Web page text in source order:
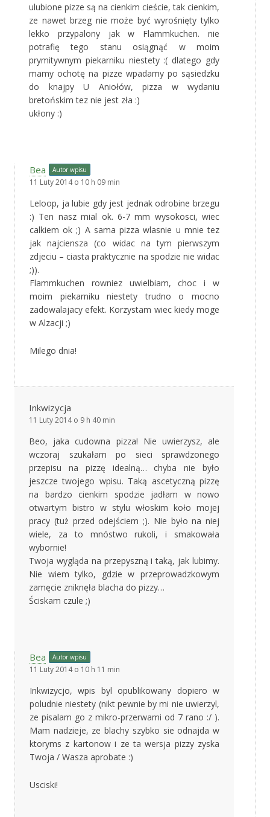
ulubione pizze są na cienkim cieście, tak cienkim,
ze nawet brzeg nie może być wyrośnięty tylko
lekko przypalony jak w Flammkuchen. nie
potrafię tego stanu osiągnąć w moim
prymitywnym piekarniku niestety :( dlatego gdy
mamy ochotę na pizze wpadamy po sąsiedzku
do knajpy U Aniołów, pizza w wydaniu
bretońskim tez nie jest zła :)
ukłony :)
Bea Autor wpisu
11 Luty 2014 o 10 h 09 min
Leloop, ja lubie gdy jest jednak odrobine brzegu
:) Ten nasz mial ok. 6-7 mm wysokosci, wiec
calkiem ok ;) A sama pizza wlasnie u mnie tez
jak najciensza (co widac na tym pierwszym
zdjeciu – ciasta praktycznie na spodzie nie widac
;)).
Flammkuchen rowniez uwielbiam, choc i w
moim piekarniku niestety trudno o mocno
zadowalajacy efekt. Korzystam wiec kiedy moge
w Alzacji ;)
Milego dnia!
Inkwizycja
11 Luty 2014 o 9 h 40 min
Beo, jaka cudowna pizza! Nie uwierzysz, ale
wczoraj szukałam po sieci sprawdzonego
przepisu na pizzę idealną… chyba nie było
jeszcze twojego wpisu. Taką ascetyczną pizzę
na bardzo cienkim spodzie jadłam w nowo
otwartym bistro w stylu włoskim koło mojej
pracy (tuż przed odejściem ;). Nie było na niej
wiele, za to mnóstwo rukoli, i smakowała
wybornie!
Twoja wygląda na przepyszną i taką, jak lubimy.
Nie wiem tylko, gdzie w przeprowadzkowym
zamęcie zniknęła blacha do pizzy…
Ściskam czule ;)
Bea Autor wpisu
11 Luty 2014 o 10 h 11 min
Inkwizycjo, wpis byl opublikowany dopiero w
poludnie niestety (nikt pewnie by mi nie uwierzyl,
ze pisalam go z mikro-przerwami od 7 rano :/ ).
Mam nadzieje, ze blachy szybko sie odnajda w
ktoryms z kartonow i ze ta wersja pizzy zyska
Twoja / Wasza aprobate :)
Usciski!